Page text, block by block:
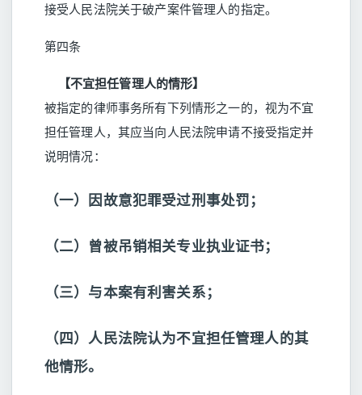
接受人民法院关于破产案件管理人的指定。
第四条
【不宜担任管理人的情形】
被指定的律师事务所有下列情形之一的，视为不宜
担任管理人，其应当向人民法院申请不接受指定并
说明情况：
（一）因故意犯罪受过刑事处罚；
（二）曾被吊销相关专业执业证书；
（三）与本案有利害关系；
（四）人民法院认为不宜担任管理人的其
他情形。